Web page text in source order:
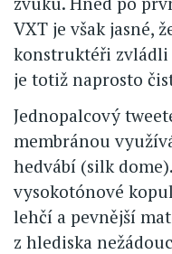
VXT je však jasné,
konstruktéři
je totiž naprosto
Jednopalcový
membránou
hedvábí (silk
vysokotónové
lehčí a pevnější
z hlediska